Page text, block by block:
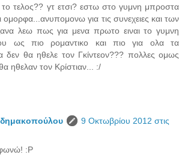
το τελος?? γτ ετσι? εστω στο γυμνη μπροστα
ομορφα...ανυπομονω για τις συνεχειες και των
λεω πως για μενα πρωτο ειναι το γυμνη
ως πιο ρομαντικο και πιο για ολα τα
δεν θα ηθελε τον Γκίντεον??? πολλες ομως
ηθελαν τον Κρίστιαν... :/
9 Οκτωβρίου 2012 στις
:P